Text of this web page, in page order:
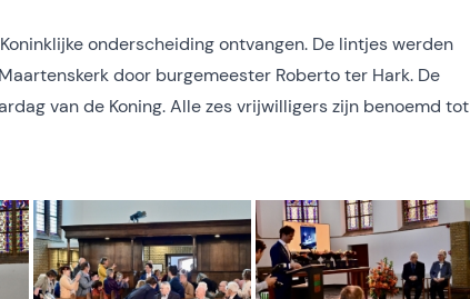
onderscheiding ontvangen. De lintjes werden
door burgemeester Roberto ter Hark. De
van de Koning. Alle zes vrijwilligers zijn benoemd tot